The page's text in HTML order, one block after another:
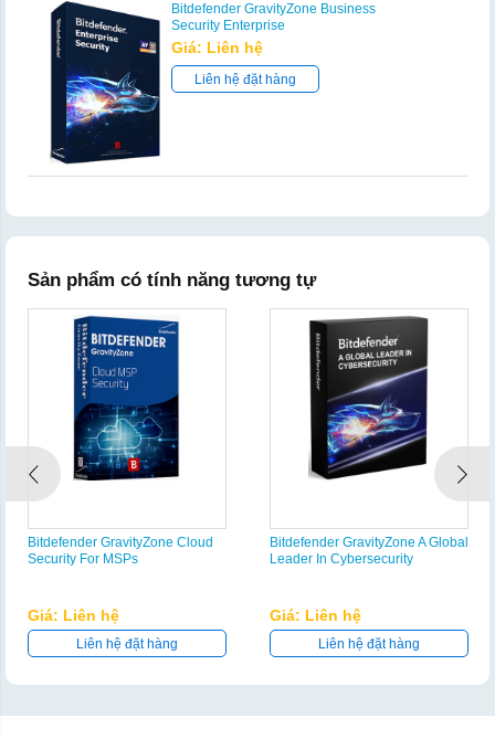
Bitdefender GravityZone Business
Security Enterprise
Giá: Liên hệ
Liên hệ đặt hàng
Sản phẩm có tính năng tương tự
Bitdefender GravityZone Cloud
Security For MSPs
Giá: Liên hệ
Liên hệ đặt hàng
Bitdefender GravityZone A Global
Leader In Cybersecurity
Giá: Liên hệ
Liên hệ đặt hàng